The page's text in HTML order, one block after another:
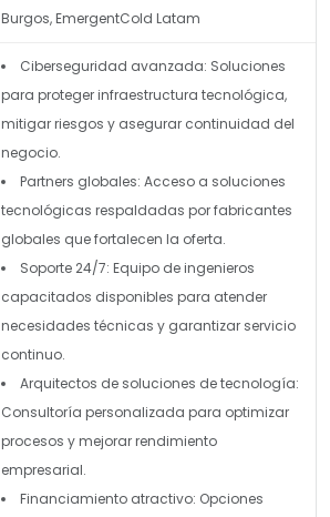
Burgos, EmergentCold Latam
Ciberseguridad avanzada: Soluciones
para proteger infraestructura tecnológica,
mitigar riesgos y asegurar continuidad del
negocio.
Partners globales: Acceso a soluciones
tecnológicas respaldadas por fabricantes
globales que fortalecen la oferta.
Soporte 24/7: Equipo de ingenieros
capacitados disponibles para atender
necesidades técnicas y garantizar servicio
continuo.
Arquitectos de soluciones de tecnología:
Consultoría personalizada para optimizar
procesos y mejorar rendimiento
empresarial.
Financiamiento atractivo: Opciones